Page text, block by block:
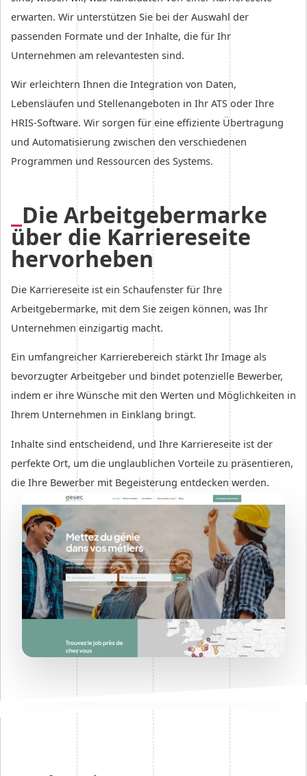
erwarten. Wir unterstützen Sie bei der Auswahl der
passenden Formate und der Inhalte, die für Ihr
Unternehmen am relevantesten sind.
Wir erleichtern Ihnen die Integration von Daten,
Lebensläufen und Stellenangeboten in Ihr ATS oder Ihre
HRIS-Software. Wir sorgen für eine effiziente Übertragung
und Automatisierung zwischen den verschiedenen
Programmen und Ressourcen des Systems.
Die Arbeitgebermarke
über die Karriereseite
hervorheben
Die Karriereseite ist ein Schaufenster für Ihre
Arbeitgebermarke, mit dem Sie zeigen können, was Ihr
Unternehmen einzigartig macht.
Ein umfangreicher Karrierebereich stärkt Ihr Image als
bevorzugter Arbeitgeber und bindet potenzielle Bewerber,
indem er ihre Wünsche mit den Werten und Möglichkeiten in
Ihrem Unternehmen in Einklang bringt.
Inhalte sind entscheidend, und Ihre Karriereseite ist der
perfekte Ort, um die unglaublichen Vorteile zu präsentieren,
die Ihre Bewerber mit Begeisterung entdecken werden.